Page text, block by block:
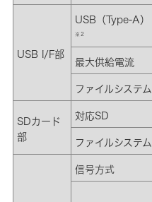
USB I/F部
USB（Type-A）
※２
最大供給電流
ファイルシステム
SDカード
部
対応SD
ファイルシステム
信号方式